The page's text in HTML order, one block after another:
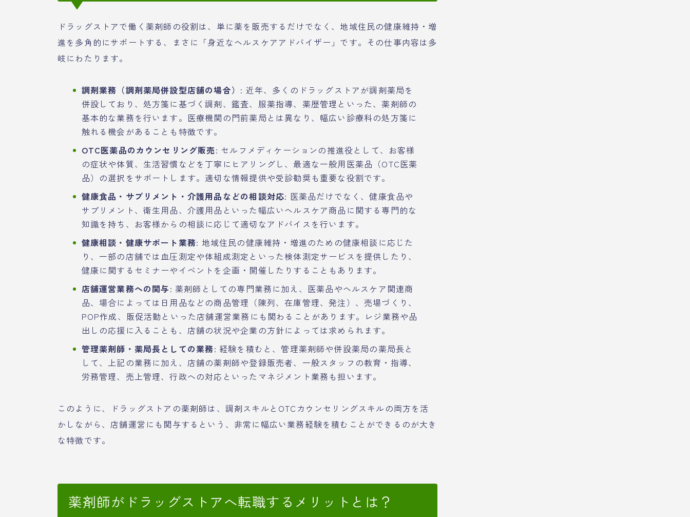
ドラッグストアで働く薬剤師の役割は、単に薬を販売するだけでなく、地域住民の健康維持・増
進を多角的にサポートする、まさに「身近なヘルスケアアドバイザー」です。その仕事内容は多
岐にわたります。
調剤業務（調剤薬局併設型店舗の場合） : 近年、多くのドラッグストアが調剤薬局を
併設しており、処方箋に基づく調剤、鑑査、服薬指導、薬歴管理といった、薬剤師の
基本的な業務を行います。医療機関の門前薬局とは異なり、幅広い診療科の処方箋に
触れる機会があることも特徴です。
OTC医薬品のカウンセリング販売: セルフメディケーションの推進役として、お客様
の症状や体質、生活習慣などを丁寧にヒアリングし、最適な一般用医薬品（OTC医薬
品）の選択をサポートします。適切な情報提供や受診勧奨も重要な役割です。
健康食品・サプリメント・介護用品などの相談対応: 医薬品だけでなく、健康食品や
サプリメント、衛生用品、介護用品といった幅広いヘルスケア商品に関する専門的な
知識を持ち、お客様からの相談に応じて適切なアドバイスを行います。
健康相談・健康サポート業務: 地域住民の健康維持・増進のための健康相談に応じた
り、一部の店舗では血圧測定や体組成測定といった検体測定サービスを提供したり、
健康に関するセミナーやイベントを企画・開催したりすることもあります。
店舗運営業務への関与: 薬剤師としての専門業務に加え、医薬品やヘルスケア関連商
品、場合によっては日用品などの商品管理（陳列、在庫管理、発注）、売場づくり、
POP作成、販促活動といった店舗運営業務にも関わることがあります。レジ業務や品
出しの応援に入ることも、店舗の状況や企業の方針によっては求められます。
管理薬剤師・薬局長としての業務: 経験を積むと、管理薬剤師や併設薬局の薬局長と
して、上記の業務に加え、店舗の薬剤師や登録販売者、一般スタッフの教育・指導、
労務管理、売上管理、行政への対応といったマネジメント業務も担います。
このように、ドラッグストアの薬剤師は、調剤スキルとOTCカウンセリングスキルの両方を活
かしながら、店舗運営にも関与するという、非常に幅広い業務経験を積むことができるのが大き
な特徴です。
薬剤師がドラッグストアへ転職するメリットとは？